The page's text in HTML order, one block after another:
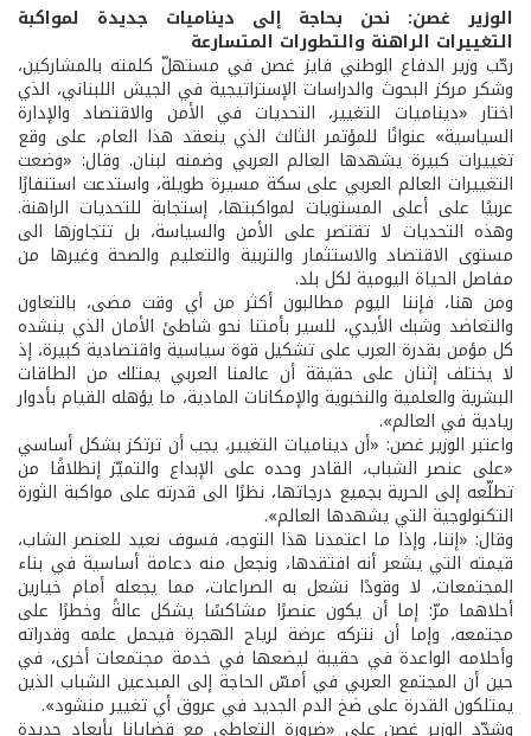
الوزير غصن: نحن بحاجة إلى ديناميات جديدة لمواكبة
التغييرات الراهنة والتطورات المتسارعة
رحّب وزير الدفاع الوطني فايز غصن في مستهلّ كلمته بالمشاركين،
وشكر مركز البحوث والدراسات الإستراتيجية في الجيش اللبناني، الذي
اختار «ديناميات التغيير، التحديات في الأمن والاقتصاد والإدارة
السياسية» عنوانًا للمؤتمر الثالث الذي ينعقد هذا العام، على وقع
تغييرات كبيرة يشهدها العالم العربي وضمنه لبنان. وقال: «وضعت
التغييرات العالم العربي على سكة مسيرة طويلة، واستدعت استنفارًا
عربيًا على أعلى المستويات لمواكبتها، إستجابة للتحديات الراهنة.
وهذه التحديات لا تقتصر على الأمن والسياسة، بل تتجاوزها الى
مستوى الاقتصاد والاستثمار والتربية والتعليم والصحة وغيرها من
مفاصل الحياة اليومية لكل بلد.
ومن هنا، فإننا اليوم مطالبون أكثر من أي وقت مضى، بالتعاون
والتعاضد وشبك الأيدي، للسير بأمتنا نحو شاطئ الأمان الذي ينشده
كل مؤمن بقدرة العرب على تشكيل قوة سياسية واقتصادية كبيرة، إذ
لا يختلف إثنان على حقيقة أن عالمنا العربي يمتلك من الطاقات
البشرية والعلمية والنخبوية والإمكانات المادية، ما يؤهله القيام بأدوار
ريادية في العالم».
واعتبر الوزير غصن: «أن ديناميات التغيير، يجب أن ترتكز بشكل أساسي
«على عنصر الشباب، القادر وحده على الإبداع والتميّز إنطلاقًا من
تطلّعه إلى الحرية بجميع درجاتها، نظرًا الى قدرته على مواكبة الثورة
التكنولوجية التي يشهدها العالم».
وقال: «إننا، وإذا ما اعتمدنا هذا التوجه، فسوف نعيد للعنصر الشاب،
قيمته التي يشعر أنه افتقدها، ونجعل منه دعامة أساسية في بناء
المجتمعات، لا وقودًا نشعل به الصراعات، مما يجعله أمام خيارين
أحلاهما مرّ: إما أن يكون عنصرًا مشاكسًا يشكل عالةً وخطرًا على
مجتمعه، وإما أن نتركه عرضة لرياح الهجرة فيحمل علمه وقدراته
وأحلامه الواعدة في حقيبة ليضعها في خدمة مجتمعات أخرى، في
حين أن المجتمع العربي في أمسّ الحاجة إلى المبدعين الشباب الذين
يمتلكون القدرة على ضخ الدم الجديد في عروق أي تغيير منشود».
وشدّد الوزير غصن على «ضرورة التعاطي مع قضايانا بأبعاد جديدة